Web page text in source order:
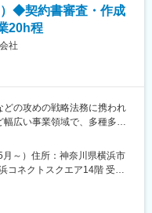
ョン構築やテクノロジー実
きます。
、金融、通信、物流、マー
」経験が可能です。
できる環境です。
グループ100％出資の新会社
ービス＆コンサルティング企
なるのが特徴です。
す。部署全体では約30人が
的背景を持っている人が
で働いている従業員が自分の
。
）◆契約書審査・作成
20h程
社
の攻めの戦略法務に携われ
広い事業領域で、多種多様
（M&A含む）を広く担当いた
業を支えていただける方を募
～）住所：神奈川県横浜市
コネクトスクエア14階 受動
会社の定める事業所（リモ